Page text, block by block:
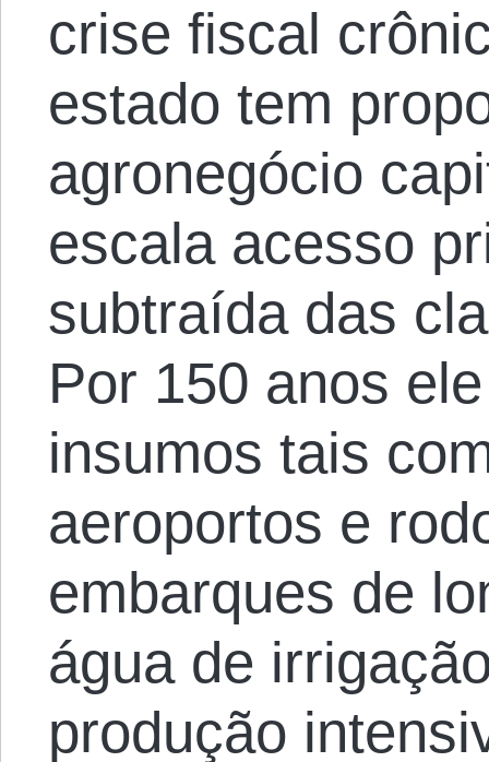
crise fiscal
estado tem
agronegócio
escala acesso
subtraída das
Por 150 anos
insumos tais
aeroportos e
embarques de
água de
produção